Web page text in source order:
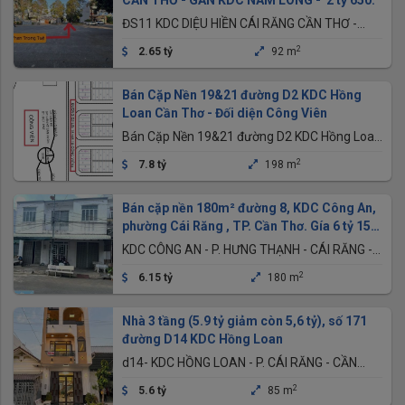
ĐS11 KDC DIỆU HIỀN CÁI RĂNG CẦN THƠ -
2.65 tỷ 92 m2
Bán Cặp Nền 19&21 đường D2 KDC Hồng
Loan Cần Thơ - Đối diện Công Viên
Bán Cặp Nền 19&21 đường D2 KDC Hồng Loan
7.8 tỷ 198 m2
Bán cặp nền 180m² đường 8, KDC Công An,
phường Cái Răng , TP. Cần Thơ. Gía 6 tỷ 150
triệu
KDC CÔNG AN - P. HƯNG THẠNH - CÁI RĂNG -
6.15 tỷ 180 m2
Nhà 3 tầng (5.9 tỷ giảm còn 5,6 tỷ), số 171
đường D14 KDC Hồng Loan
d14- KDC HỒNG LOAN - P. CÁI RĂNG - CẦN
5.6 tỷ 85 m2